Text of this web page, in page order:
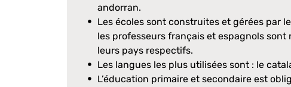
andorran.
Les écoles sont construites et gérées par
les professeurs français et espagnols
leurs pays respectifs.
Les langues les plus utilisées sont : le
L’éducation primaire et secondaire est